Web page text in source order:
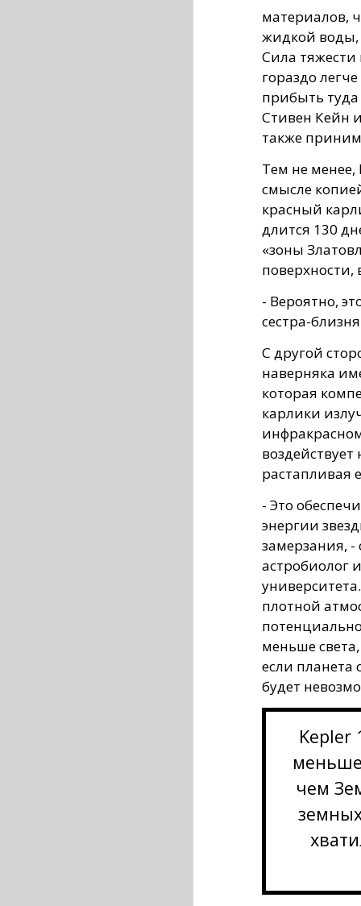
материалов,
жидкой воды,
Сила тяжести
гораздо
прибыть туда
Стивен Кейн
также
Тем не менее,
смысле
красный
длится 130
«зоны
- Вероятно,
сестра-
С другой
наверняка
которая
карлики
воздействует
растапливая
- Это
энергии
замерзания,
астробиолог
плотной
меньше
если планета
будет
Kepler
чем